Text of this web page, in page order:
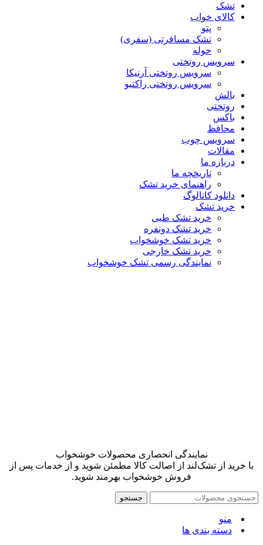
تشک
کالای خواب
پتو
تشک مسافرتی (سفری)
حوله
سرویس روتختی
سرویس روتختی آرنیکا
سرویس روتختی راکتیو
بالش
روتختی
باکس
محافظ
سرویس چوب
مقالات
درباره ما
تاریخچه ما
راهنمای خرید تشک
دانلود کاتالوگ
خرید تشک
خرید تشک طبی
خرید تشک دونفره
خرید تشک خوشخواب
خرید تشک خارجی
نمایندگی رسمی تشک خوشخواب
نمایندگی انحصاری محصولات خوشخواب
با خرید از تشک‌لند از اصالت کالا مطمئن شوید و از خدمات پس از
فروش خوشخواب بهرمند شوید.
جستجو
منو
دسته بندی ها